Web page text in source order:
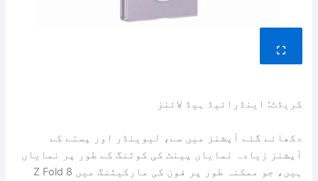
کریڈٹ: اینڈرائیڈ ہیڈ لائنز
دکھائے گئے آپشنز میں سے، لیوینڈر اور پستے کے
آپشنز زیادہ نمایاں پینٹ کی کوٹنگ کے طور پر نمایاں
ہیں، جو ممکنہ طور پر فون کی مارکیٹنگ میں Z Fold 8